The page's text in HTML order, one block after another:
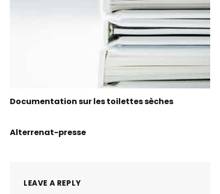
Documentation sur les toilettes sèches
Alterrenat-presse
LEAVE A REPLY